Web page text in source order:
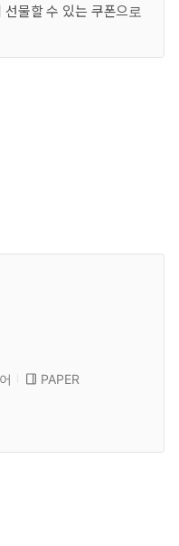
물할 수 있는 쿠폰으로
PAPER